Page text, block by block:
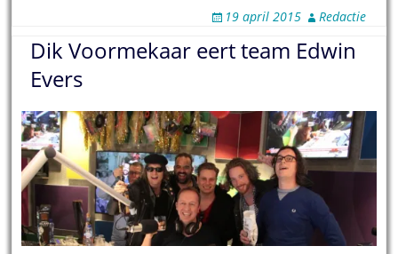
19 april 2015 Redactie
Dik Voormekaar eert team Edwin
Evers